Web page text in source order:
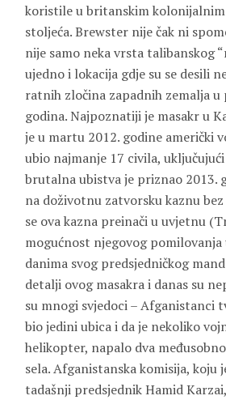
koristile u britanskim kolonijalnim
stoljeća. Brewster nije čak ni
nije samo neka vrsta talibanskog
ujedno i lokacija gdje su se desili
ratnih zločina zapadnih zemalja u
godina. Najpoznatiji je masakr u
je u martu 2012. godine američki
ubio najmanje 17 civila,
brutalna ubistva je priznao 2013.
na doživotnu zatvorsku kaznu
se ova kazna preinači u uvjetnu
mogućnost njegovog
danima svog predsjedničkog
detalji ovog masakra i danas su
su mnogi svjedoci – Afganistanci
bio jedini ubica i da je nekoliko
helikopter, napalo dva
sela. Afganistanska komisija, koju
tadašnji predsjednik Hamid